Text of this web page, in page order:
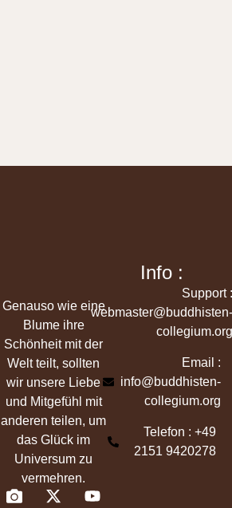
Genauso wie eine
Blume ihre
Schönheit mit der
Welt teilt, sollten
wir unsere Liebe
und Mitgefühl mit
anderen teilen, um
das Glück im
Universum zu
vermehren.
Info :
Support :
webmaster@buddhisten-
collegium.org
Email :
info@buddhisten-
collegium.org
Telefon : +49
2151 9420278